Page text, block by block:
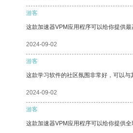
游客
这款加速器VPM应用程序可以给你提供
2024-09-02
游客
这款学习软件的社区氛围非常好，可以与
2024-09-02
游客
这款加速器VPM应用程序可以给你提供全